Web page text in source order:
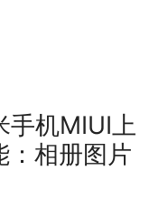
手机MIUI上
：相册图片